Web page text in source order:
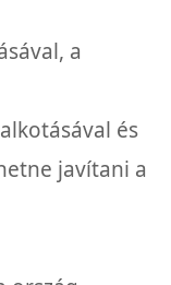
a
és
javítani a